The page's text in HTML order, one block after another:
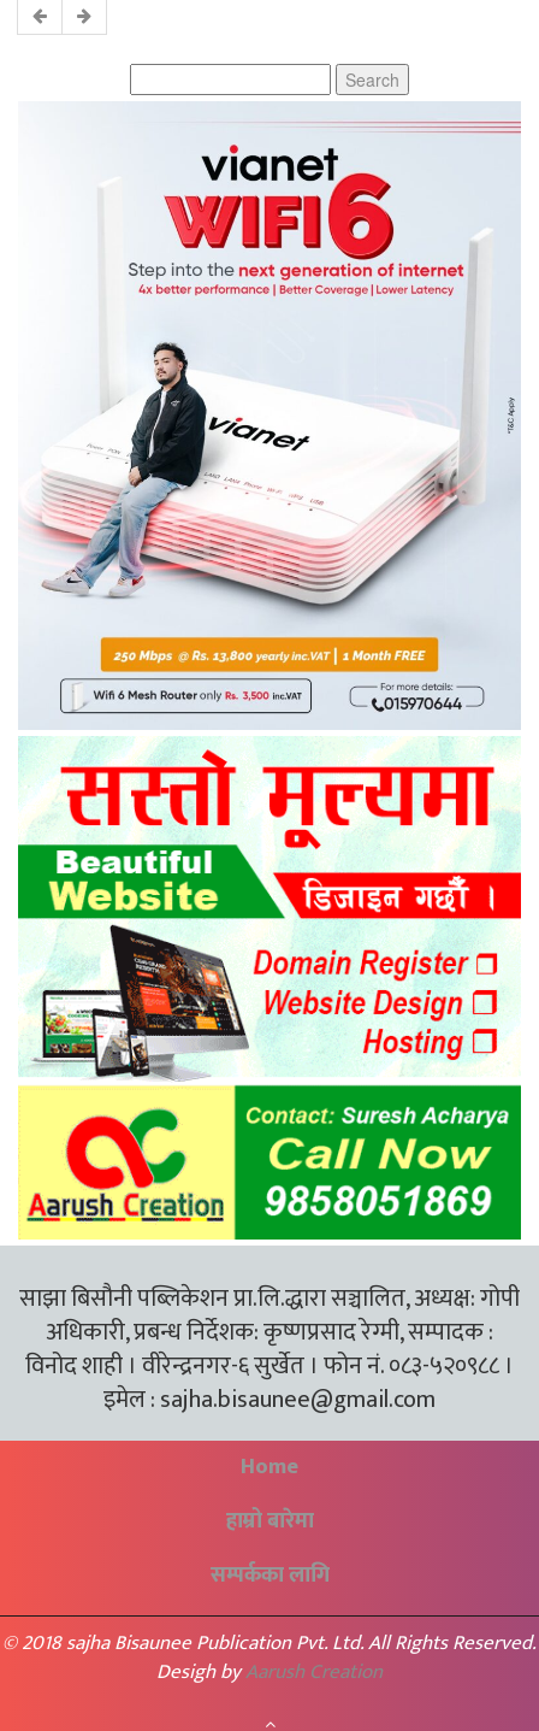
for:
साझा बिसौनी पब्लिकेशन प्रा.लि.द्धारा सञ्चालित, अध्यक्ष: गोपी
अधिकारी, प्रबन्ध निर्देशक: कृष्णप्रसाद रेग्मी, सम्पादक :
विनोद शाही । वीरेन्द्रनगर-६ सुर्खेत । फोन नं. ०८३-५२०९८८ ।
इमेल :sajha.bisaunee@gmail.com
Home
हाम्रो बारेमा
सम्पर्कका लागि
© 2018 sajha Bisaunee Publication Pvt. Ltd. All Rights Reserved.
Desigh byAarush Creation